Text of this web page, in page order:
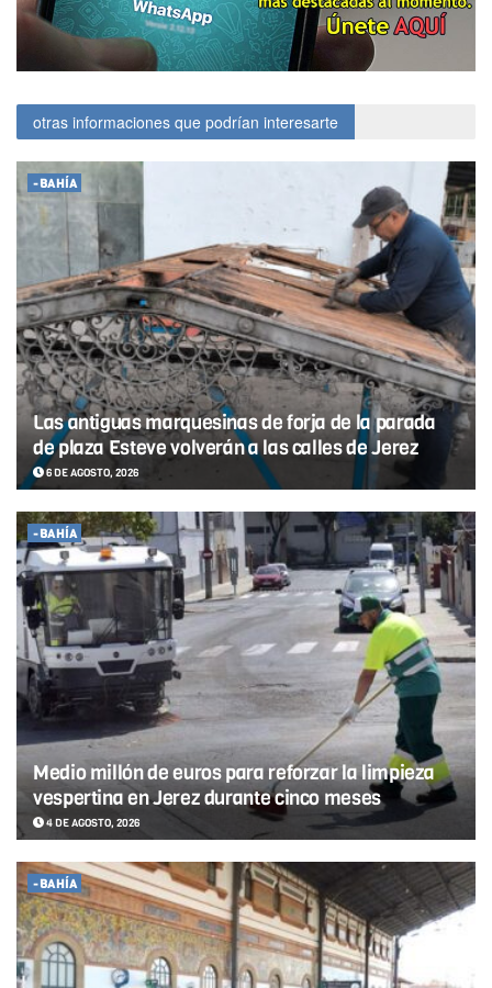
otras informaciones que podrían interesarte
-BAHÍA
Las antiguas marquesinas de forja de la parada
de plaza Esteve volverán a las calles de Jerez
6 DE AGOSTO, 2026
-BAHÍA
Medio millón de euros para reforzar la limpieza
vespertina en Jerez durante cinco meses
4 DE AGOSTO, 2026
-BAHÍA